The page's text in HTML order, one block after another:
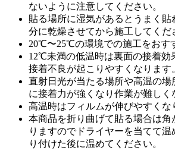
ないように注意してください。
貼る場所に湿気があるとうまく
分に乾燥させてから施工してくだ
20℃〜25℃の環境での施工をおす
12℃未満の低温時は裏面の接着効
接着不良が起こりやすくなります
直射日光が当たる場所や高温の場
に接着力が強くなり作業が難しく
高温時はフィルムが伸びやすくな
本商品を折り曲げて貼る場合は角
りますのでドライヤーを当てて
り付けた後に温めてください。